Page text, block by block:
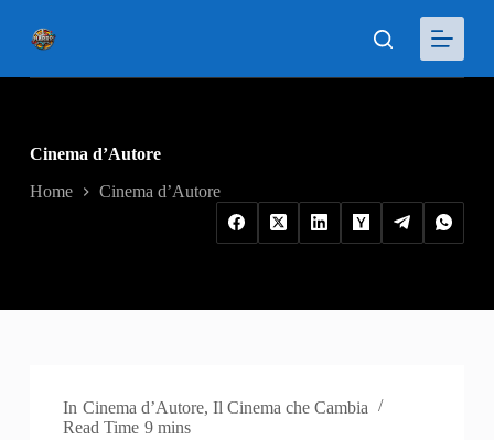
t
n
Cinema d’Autore
Home Cinema d’Autore
In Cinema d’Autore, Il Cinema che Cambia
Read Time 9 mins